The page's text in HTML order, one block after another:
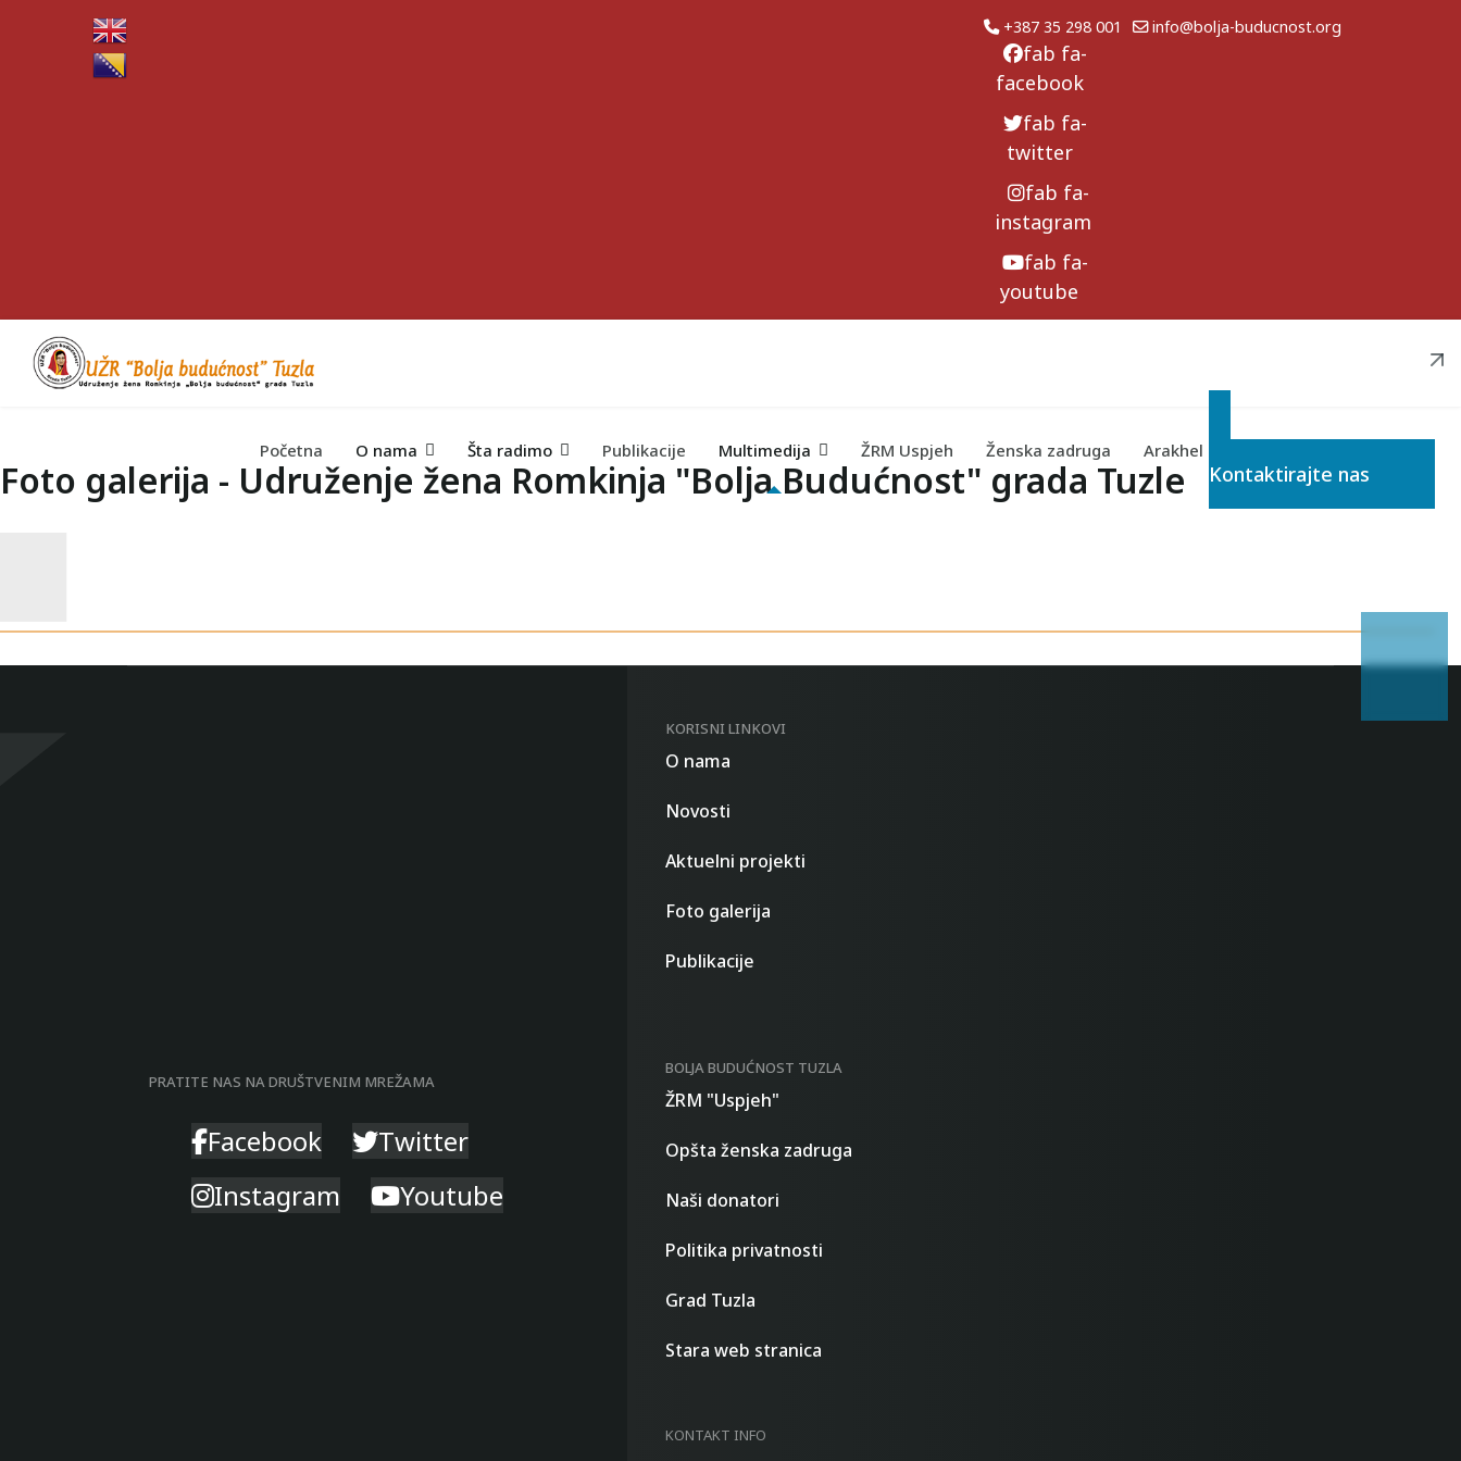
+387 35 298 001 info@bolja-buducnost.org
fab fa-
facebook
fab fa-
twitter
fab fa-
instagram
fab fa-
youtube
Početna O nama Šta radimo Publikacije Multimedija ŽRM Uspjeh Ženska zadruga Arakhel
Kontaktirajte nas
Foto galerija - Udruženje žena Romkinja "Bolja Budućnost" grada Tuzle
PRATITE NAS NA DRUŠTVENIM MREŽAMA
Facebook
Twitter
Instagram
Youtube
KORISNI LINKOVI
O nama
Novosti
Aktuelni projekti
Foto galerija
Publikacije
BOLJA BUDUĆNOST TUZLA
ŽRM "Uspjeh"
Opšta ženska zadruga
Naši donatori
Politika privatnosti
Grad Tuzla
Stara web stranica
KONTAKT INFO